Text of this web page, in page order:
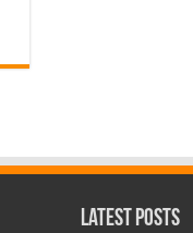
Latest Posts